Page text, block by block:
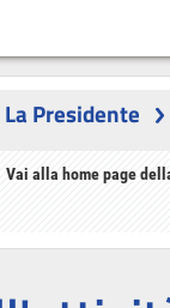
La Presidente
Vai alla home page